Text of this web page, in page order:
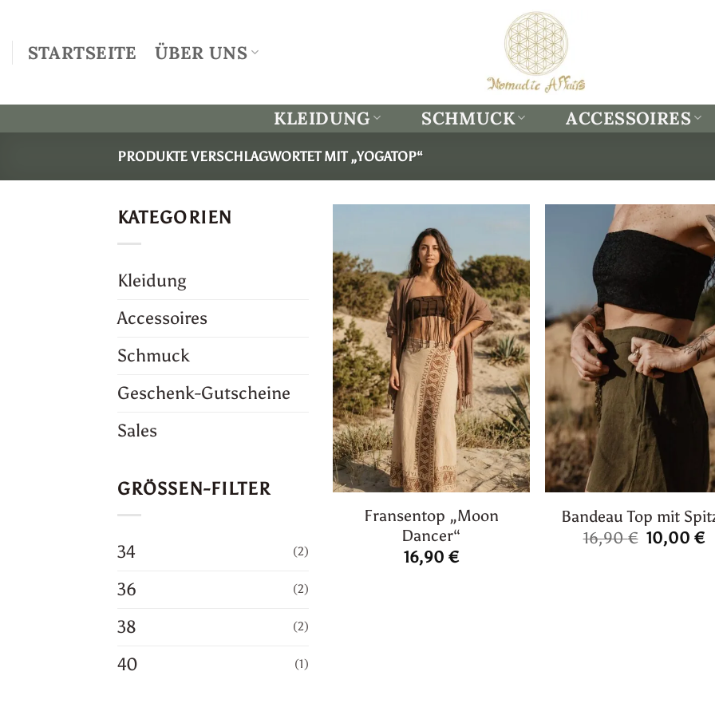
Inhalt
springen
STARTSEITE ÜBER UNS
KLEIDUNG SCHMUCK ACCESSOIRES
PRODUKTE VERSCHLAGWORTET MIT „YOGATOP“
KATEGORIEN
Kleidung
Accessoires
Schmuck
Geschenk-Gutscheine
Sales
GRÖSSEN-FILTER
34 (2)
36 (2)
38 (2)
40 (1)
Fransentop „Moon
Dancer“
16,90 €
Bandeau Top mit
16,90€
Preis
10,00€